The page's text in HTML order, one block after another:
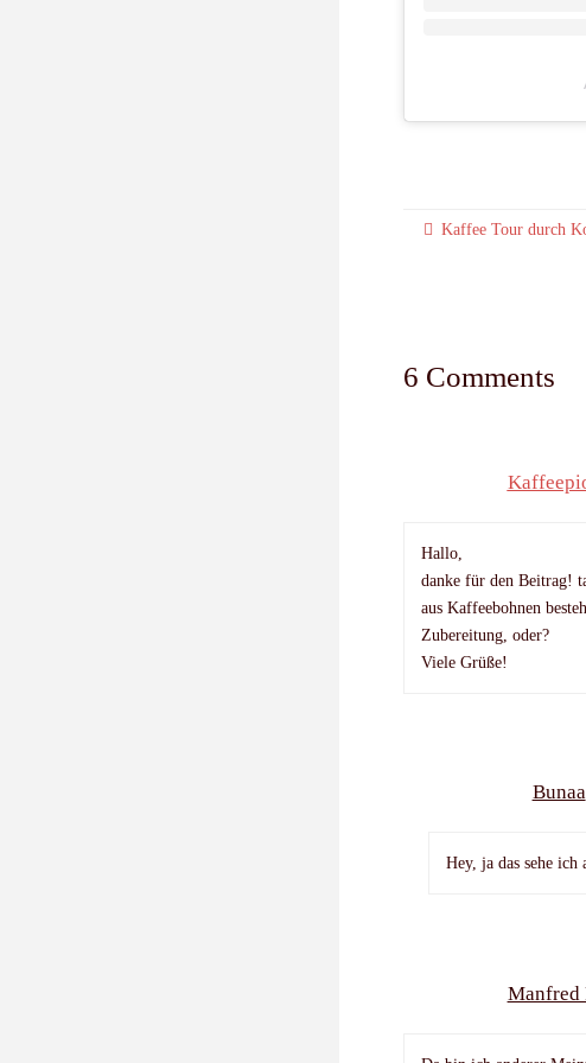
Kaffee Tour durch
6 Comments
Hallo,
danke für den Beitrag!
aus Kaffeebohnen
Zubereitung, oder?
Viele Grüße!
Bunaa
Hey, ja das sehe